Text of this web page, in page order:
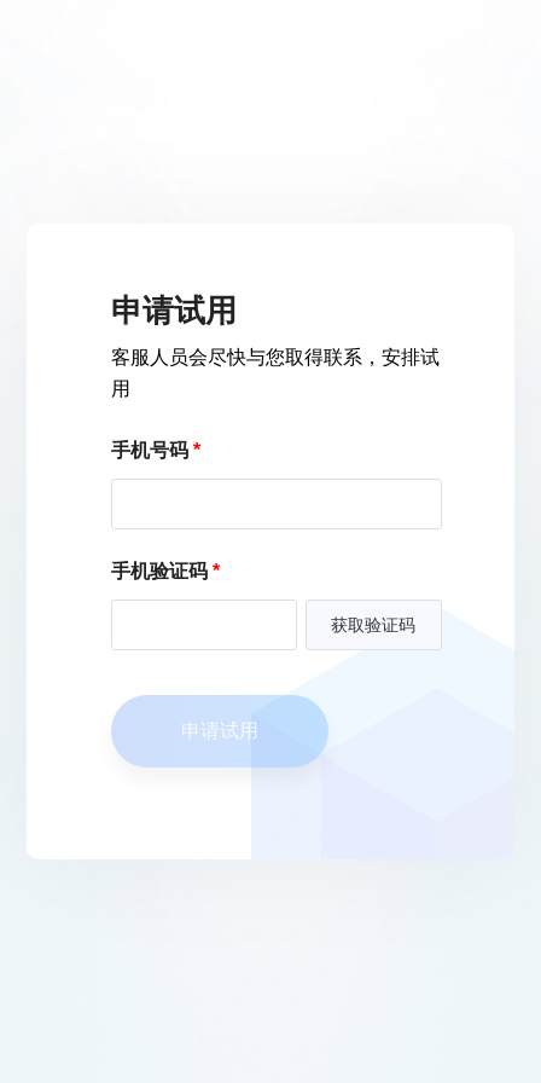
申请试用
客服人员会尽快与您取得联系，安排试
用
手机号码*
手机验证码*
申请试用